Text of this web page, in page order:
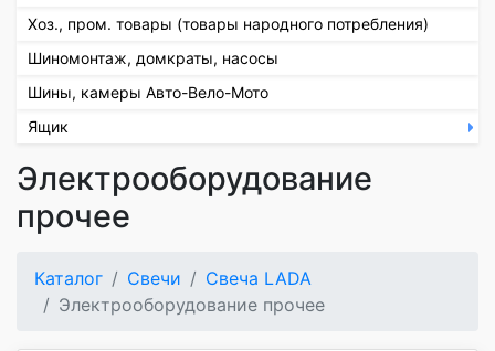
Хоз., пром. товары (товары народного потребления)
Шиномонтаж, домкраты, насосы
Шины, камеры Авто-Вело-Мото
Ящик
Электрооборудование
прочее
Каталог Свечи
Свеча LADA
Электрооборудование прочее